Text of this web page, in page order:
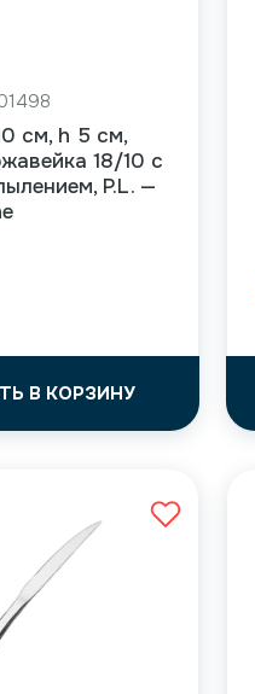
см, h 5 см,
18/10 с
P.L. —
В КОРЗИНУ